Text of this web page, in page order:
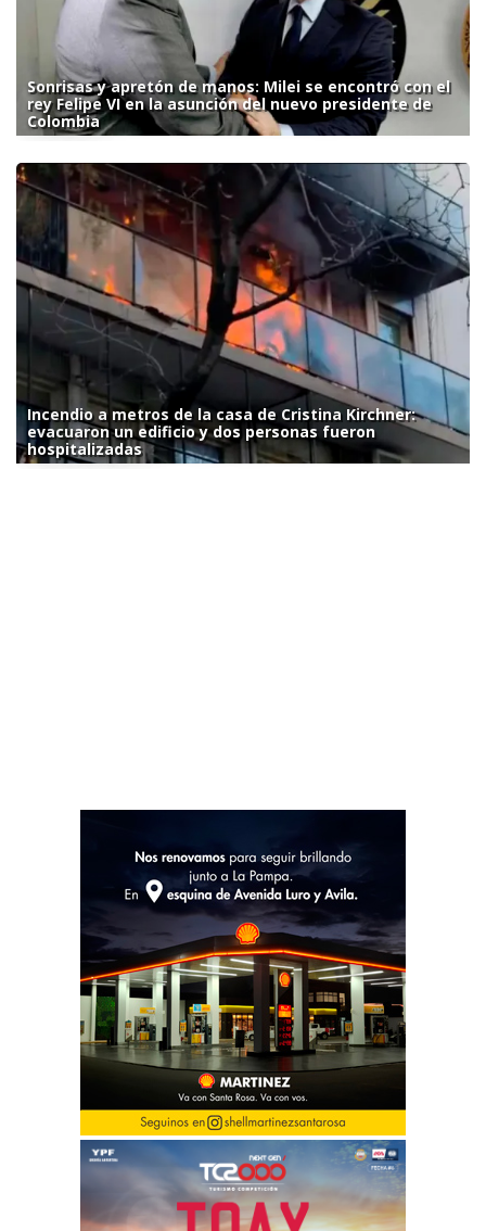
Sonrisas y apretón de manos: Milei se encontró con el
rey Felipe VI en la asunción del nuevo presidente de
Colombia
Incendio a metros de la casa de Cristina Kirchner:
evacuaron un edificio y dos personas fueron
hospitalizadas